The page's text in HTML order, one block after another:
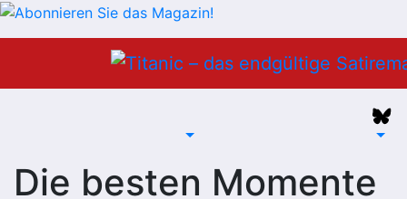
Die besten Momente